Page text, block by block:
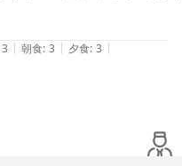
3 | 朝食: 3 | 夕食: 3 |